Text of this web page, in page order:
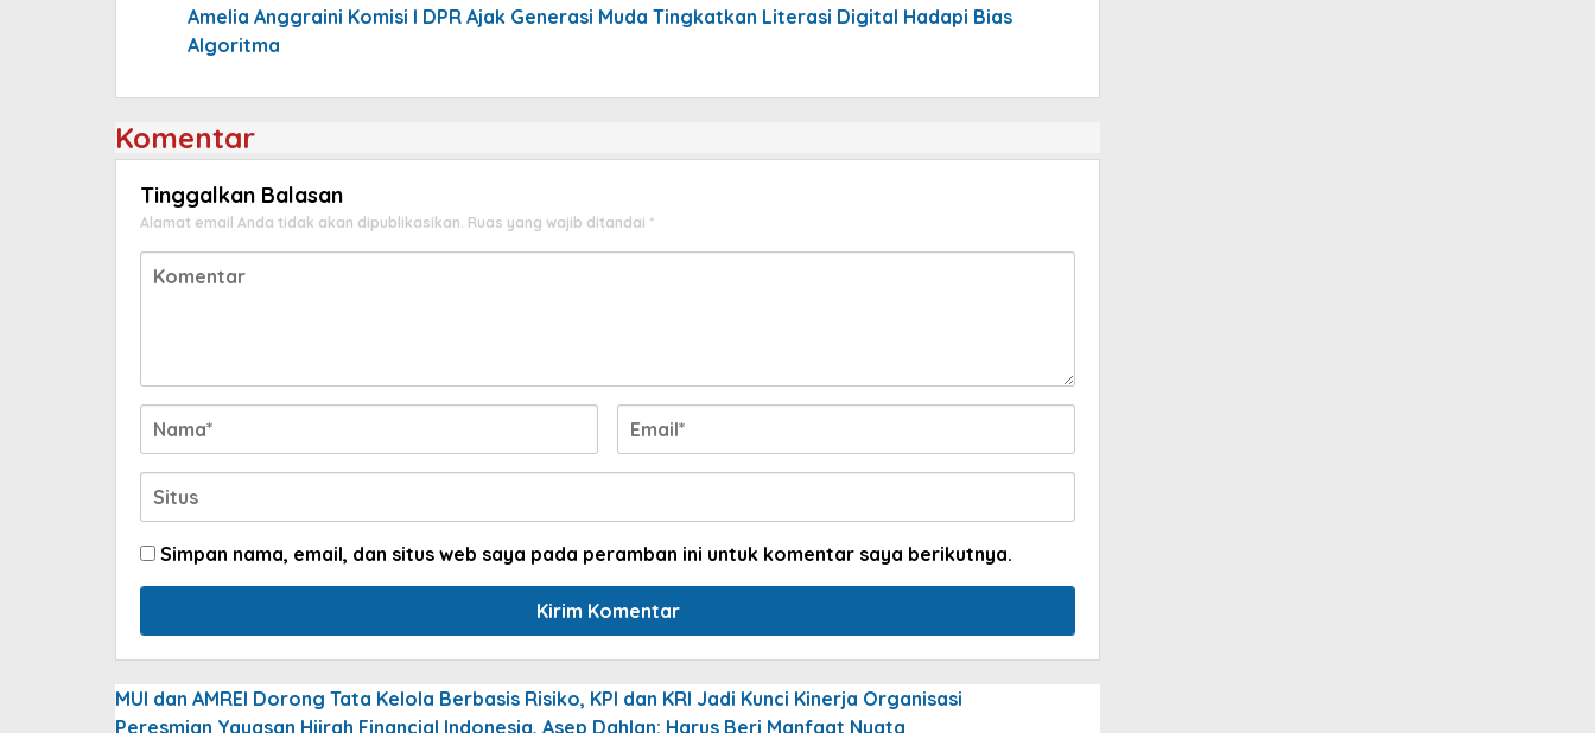
Amelia Anggraini Komisi I DPR Ajak Generasi Muda Tingkatkan Literasi Digital Hadapi Bias
Algoritma
Komentar
Tinggalkan Balasan
Alamat email Anda tidak akan dipublikasikan. Ruas yang wajib ditandai *
Simpan nama, email, dan situs web saya pada peramban ini untuk komentar saya berikutnya.
MUI dan AMREI Dorong Tata Kelola Berbasis Risiko, KPI dan KRI Jadi Kunci Kinerja Organisasi
Peresmian Yayasan Hijrah Financial Indonesia, Asep Dahlan: Harus Beri Manfaat Nyata